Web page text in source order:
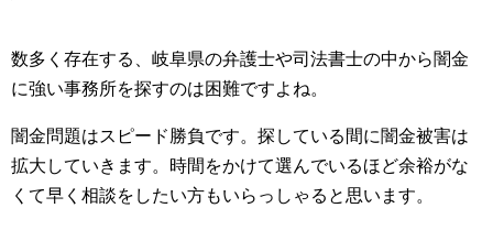
数多く存在する、岐阜県の弁護士や司法書士の中から闇金
に強い事務所を探すのは困難ですよね。
闇金問題はスピード勝負です。探している間に闇金被害は
拡大していきます。時間をかけて選んでいるほど余裕がな
くて早く相談をしたい方もいらっしゃると思います。